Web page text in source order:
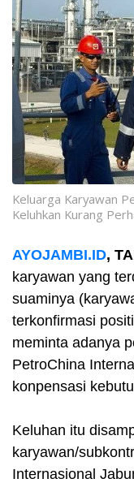
Keluarga Karyawan
Keluhkan Kurang
AYOJAMBI.ID,
karyawan yang
suaminya
terkonfirmasi
meminta adanya
PetroChina
konpensasi
Keluhan itu
karyawan/
Internasional